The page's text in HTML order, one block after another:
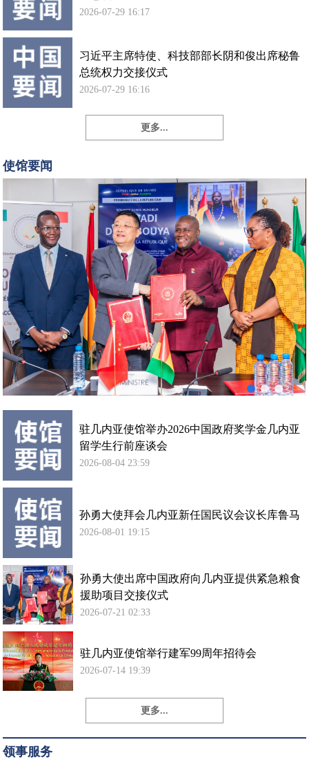
2026-07-29 16:17
习近平主席特使、科技部部长阴和俊出席秘鲁
总统权力交接仪式
2026-07-29 16:16
更多...
使馆要闻
勇
大
席
中
国
政
向
几
内
亚
提
供
紧
急
粮
食
援
项
目
交
接
仪
式
驻几内亚使馆举办2026中国政府奖学金几内亚
留学生行前座谈会
2026-08-04 23:59
孙勇大使拜会几内亚新任国民议会议长库鲁马
2026-08-01 19:15
孙勇大使出席中国政府向几内亚提供紧急粮食
援助项目交接仪式
2026-07-21 02:33
驻几内亚使馆举行建军99周年招待会
2026-07-14 19:39
更多...
领事服务